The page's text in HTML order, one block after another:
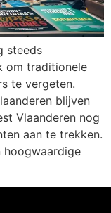
steeds
om traditionele
te vergeten.
blijven
Vlaanderen nog
aan te trekken.
hoogwaardige